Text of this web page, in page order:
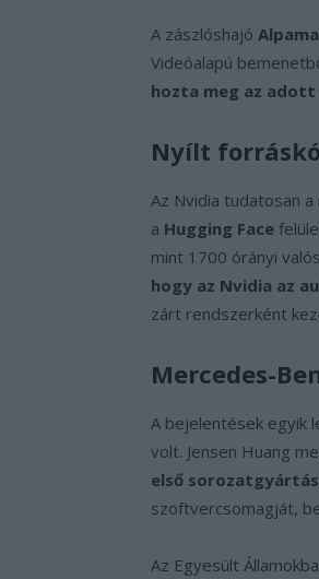
A zászlóshajó
Videóalapú
hozta meg az
Nyílt
Az Nvidia tudatosan
a Hugging Face
mint 1700 órányi
hogy az Nvidia az
zárt rendszerként
Mercedes-
A bejelentések egyik
volt. Jensen Huang
első
szoftvercsomagját,
Az Egyesült